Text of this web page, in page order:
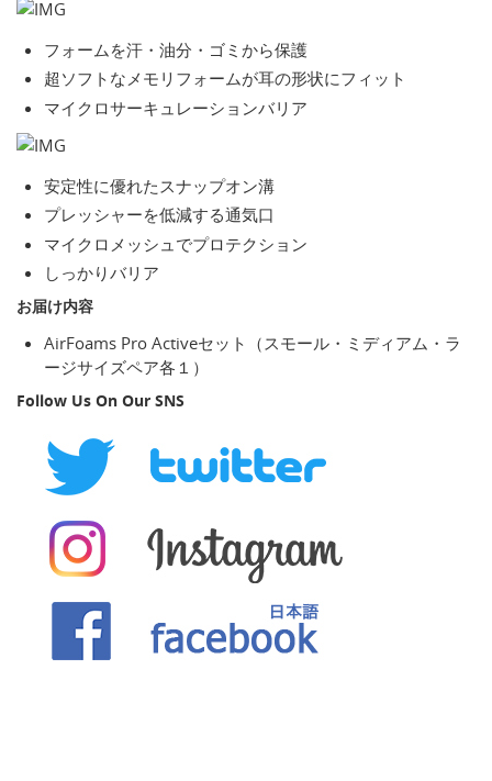
フォームを汗・油分・ゴミから保護
超ソフトなメモリフォームが耳の形状にフィット
マイクロサーキュレーションバリア
安定性に優れたスナップオン溝
プレッシャーを低減する通気口
マイクロメッシュでプロテクション
しっかりバリア
お届け内容
AirFoams Pro Activeセット（スモール・ミディアム・ラ
ージサイズペア各１）
Follow Us On Our SNS